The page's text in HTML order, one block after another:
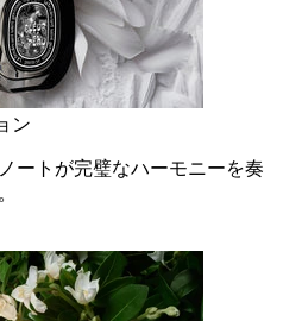
ン
ートが完璧なハーモニーを奏